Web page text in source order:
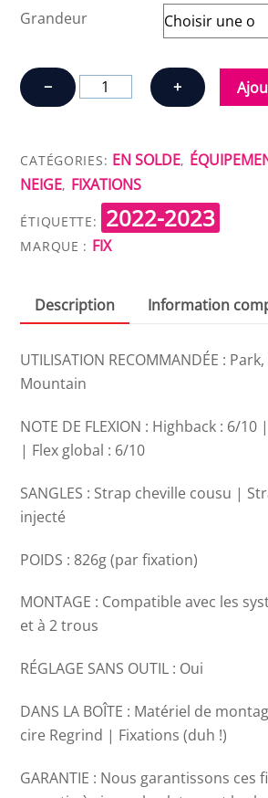
Grandeur
−
quantité
de
BINDING
TRUCE
+
CATÉGORIES: EN SOLDE,
NEIGE, FIXATIONS
ÉTIQUETTE: 2022-2023
MARQUE : FIX
Description Information
UTILISATION RECOMMANDÉE :
Mountain
NOTE DE FLEXION : Highback : 6/
| Flex global : 6/10
SANGLES : Strap cheville cousu |
injecté
POIDS : 826g (par fixation)
MONTAGE : Compatible avec les
et à 2 trous
RÉGLAGE SANS OUTIL : Oui
DANS LA BOÎTE : Matériel de
cire Regrind | Fixations (duh !)
GARANTIE : Nous garantissons ces